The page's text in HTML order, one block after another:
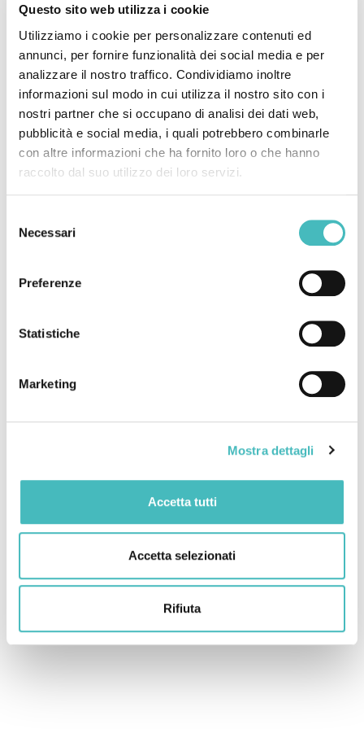
Questo sito web utilizza i cookie
Utilizziamo i cookie per personalizzare contenuti ed
annunci, per fornire funzionalità dei social media e per
analizzare il nostro traffico. Condividiamo inoltre
informazioni sul modo in cui utilizza il nostro sito con i
nostri partner che si occupano di analisi dei dati web,
pubblicità e social media, i quali potrebbero combinarle
con altre informazioni che ha fornito loro o che hanno
raccolto dal suo utilizzo dei loro servizi.
delNecessari
Preferenze
Statistiche
Marketing
Mostra dettagli
Accetta tutti
Accetta selezionati
Rifiuta